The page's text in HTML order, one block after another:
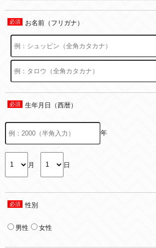
お名前（フリガナ）
生年月日（西暦）
年
月 日
性別
男性 女性